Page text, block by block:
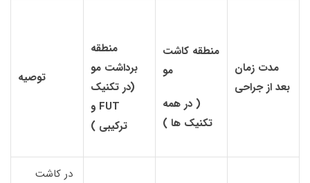
مدت زمان
بعد از جراحی
منطقه كاشت
مو
( در همه
تکنیک ها )
منطقه
برداشت مو
(در تکنیک
FUT و
ترکیبی )
توصیه
در کاشت